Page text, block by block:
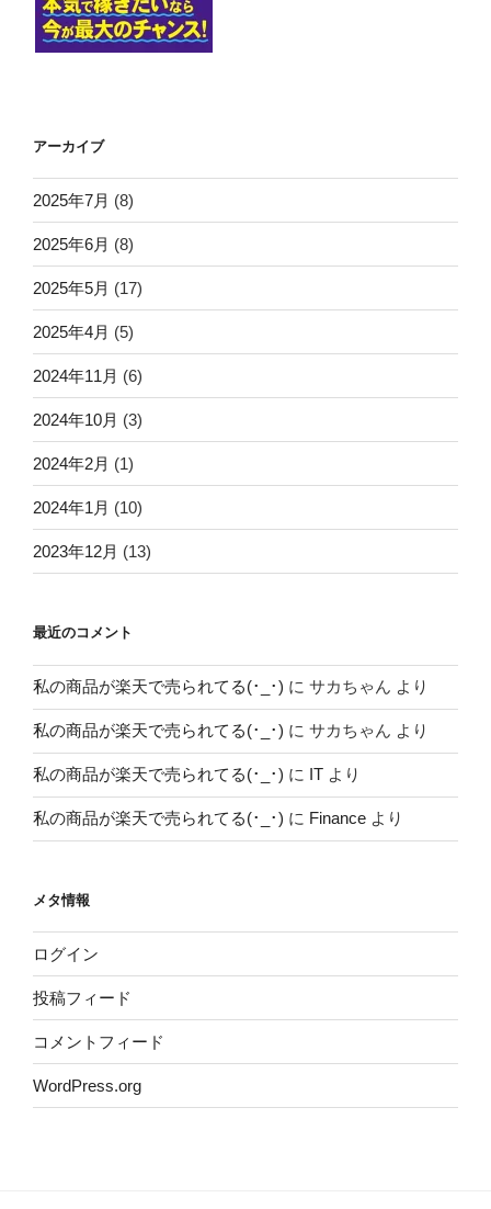
アーカイブ
2025年7月 (8)
2025年6月 (8)
2025年5月 (17)
2025年4月 (5)
2024年11月 (6)
2024年10月 (3)
2024年2月 (1)
2024年1月 (10)
2023年12月 (13)
最近のコメント
私の商品が楽天で売られてる(･_･) に サカちゃん より
私の商品が楽天で売られてる(･_･) に サカちゃん より
私の商品が楽天で売られてる(･_･) に IT より
私の商品が楽天で売られてる(･_･) に Finance より
メタ情報
ログイン
投稿フィード
コメントフィード
WordPress.org